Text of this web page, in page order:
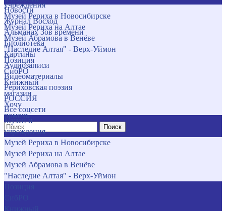
учреждения
Музей Рериха в Новосибирске
Музей Рериха на Алтае
Музей Абрамова в Венёве
"Наследие Алтая" - Верх-Уймон
Позиция
СибРО
Книжный
магазин
Хочу
помочь
Поиск
Новости
Журнал Восход
Альманах Зов времени
Библиотека
Картины
Аудиозаписи
Видеоматериалы
Рериховская поэзия
РОССИЯ
Все соцсети
Музеи и
учреждения
Музей Рериха в Новосибирске
Музей Рериха на Алтае
Музей Абрамова в Венёве
"Наследие Алтая" - Верх-Уймон